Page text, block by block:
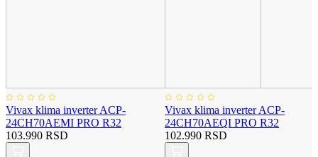
Vivax klima inverter ACP-
24CH70AEMI PRO R32
103.990 RSD
Vivax klima inverter ACP-
24CH70AEQI PRO R32
102.990 RSD